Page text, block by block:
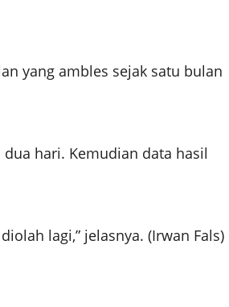
yang ambles sejak satu bulan
hari. Kemudian data hasil
lagi,” jelasnya. (Irwan Fals)